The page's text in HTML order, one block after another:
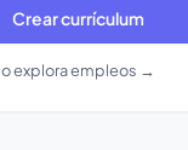
Crear currículum
o explora empleos →